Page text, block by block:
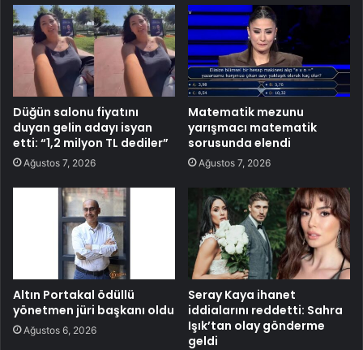
Düğün salonu fiyatını
duyan gelin adayı isyan
etti: “1,2 milyon TL dediler”
Ağustos 7, 2026
Matematik mezunu
yarışmacı matematik
sorusunda elendi
Ağustos 7, 2026
Altın Portakal ödüllü
yönetmen jüri başkanı oldu
Ağustos 6, 2026
Seray Kaya ihanet
iddialarını reddetti: Sahra
Işık’tan olay gönderme
geldi